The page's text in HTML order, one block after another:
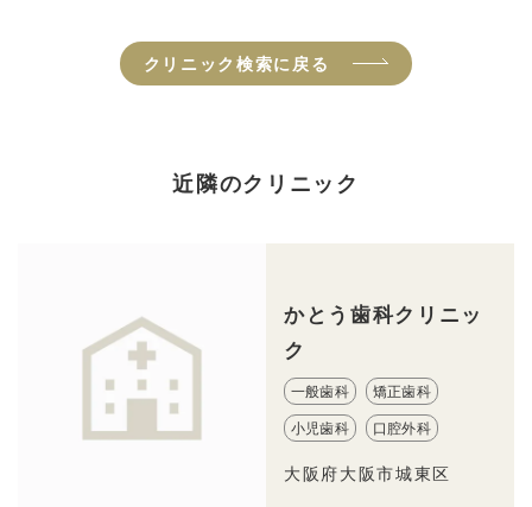
クリニック検索に戻る
近隣のクリニック
かとう歯科クリニッ
ク
一般歯科 矯正歯科
小児歯科 口腔外科
大阪府大阪市城東区